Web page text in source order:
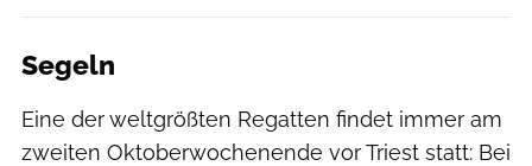
Segeln
Eine der weltgrößten Regatten findet immer am
zweiten Oktoberwochenende vor Triest statt: Bei